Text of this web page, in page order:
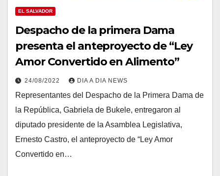
EL SALVADOR
Despacho de la primera Dama
presenta el anteproyecto de “Ley
Amor Convertido en Alimento”
24/08/2022 DIA A DIA NEWS
Representantes del Despacho de la Primera Dama de
la República, Gabriela de Bukele, entregaron al
diputado presidente de la Asamblea Legislativa,
Ernesto Castro, el anteproyecto de “Ley Amor
Convertido en…